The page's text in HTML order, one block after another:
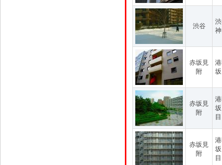
渋谷
赤坂見
附
赤坂見
附
目
赤坂見
附
目